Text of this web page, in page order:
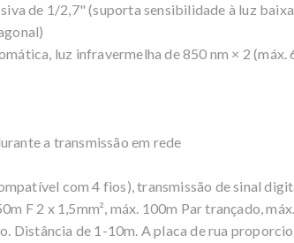
de 1/2,7" (suporta sensibilidade à luz
luz infravermelha de 850 nm × 2
a transmissão em rede
com 4 fios), transmissão de sinal
F 2 x 1,5mm², máx. 100m Par trançado,
de 1-10m. A placa de rua